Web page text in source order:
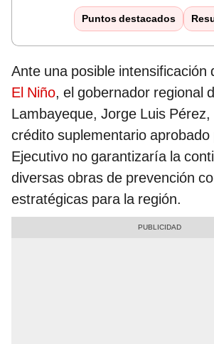
Puntos destacados
Ante una posible intensificación
El Niño, el gobernador regional
Lambayeque, Jorge Luis
crédito suplementario aprobado
Ejecutivo no garantizaría la
diversas obras de prevención
estratégicas para la región.